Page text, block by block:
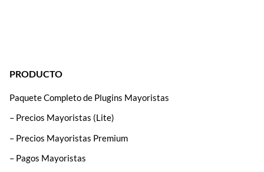
PRODUCTO
Paquete Completo de Plugins Mayoristas
– Precios Mayoristas (Lite)
– Precios Mayoristas Premium
– Pagos Mayoristas